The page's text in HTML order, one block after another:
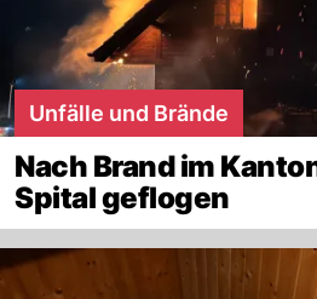
Unfälle und Brände
Nach Brand im
Spital geflogen